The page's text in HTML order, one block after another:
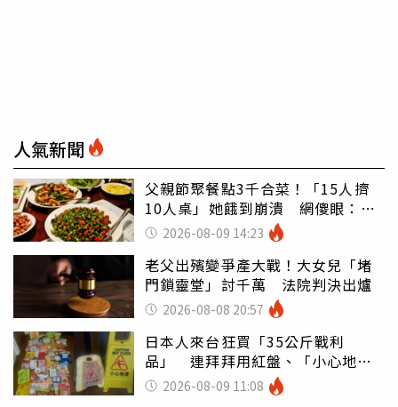
人氣新聞
父親節聚餐點3千合菜！「15人擠
10人桌」她餓到崩潰 網傻眼：讓
店家看笑話
2026-08-09 14:23
老父出殯變爭產大戰！大女兒「堵
門鎖靈堂」討千萬 法院判決出爐
2026-08-08 20:57
日本人來台狂買「35公斤戰利
品」 連拜拜用紅盤、「小心地
滑」告示牌也帶回家
2026-08-09 11:08